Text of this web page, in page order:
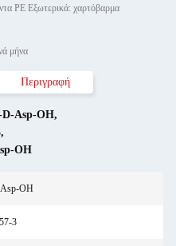
PE Εξωτερικά: χαρτόβαρμα
μήνα
Περιγραφή
Asp-OH,
,
OH
OH
3